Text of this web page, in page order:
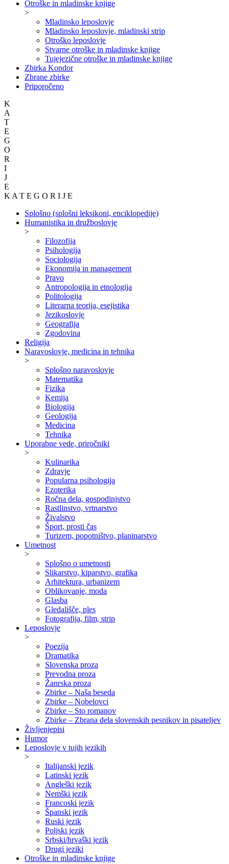
Otroške in mladinske knjige
>
Mladinsko leposlovje
Mladinsko leposlovje, mladinski strip
Otroško leposlovje
Stvarne otroške in mladinske knjige
Tujejezične otroške in mladinske knjige
Zbirka Kondor
Zbrane zbirke
Priporočeno
K
A
T
E
G
O
R
I
J
E
K A T E G O R I J E
Splošno (splošni leksikoni, enciklopedije)
Humanistika in družboslovje
>
Filozofija
Psihologija
Sociologija
Ekonomija in management
Pravo
Antropologija in etnologija
Politologija
Literarna teorija, esejistika
Jezikoslovje
Geografija
Zgodovina
Religija
Naravoslovje, medicina in tehnika
>
Splošno naravoslovje
Matematika
Fizika
Kemija
Biologija
Geologija
Medicina
Tehnika
Uporabne vede, priročniki
>
Kulinarika
Zdravje
Popularna psihologija
Ezoterika
Ročna dela, gospodinjstvo
Rastlinstvo, vrtnarstvo
Živalstvo
Šport, prosti čas
Turizem, popotništvo, planinarstvo
Umetnost
>
Splošno o umetnosti
Slikarstvo, kiparstvo, grafika
Arhitektura, urbanizem
Oblikovanje, moda
Glasba
Gledališče, ples
Fotografija, film, strip
Leposlovje
>
Poezija
Dramatika
Slovenska proza
Prevodna proza
Žanrska proza
Zbirke – Naša beseda
Zbirke – Nobelovci
Zbirke – Sto romanov
Zbirke – Zbrana dela slovenskih pesnikov in pisateljev
Življenjepisi
Humor
Leposlovje v tujih jezikih
>
Italijanski jezik
Latinski jezik
Angleški jezik
Nemški jezik
Francoski jezik
Španski jezik
Ruski jezik
Poljski jezik
Srbski/hrvaški jezik
Drugi jeziki
Otroške in mladinske knjige